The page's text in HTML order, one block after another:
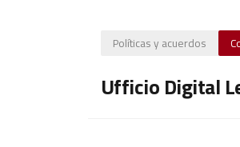
Políticas y acuerdos
Ufficio Digital